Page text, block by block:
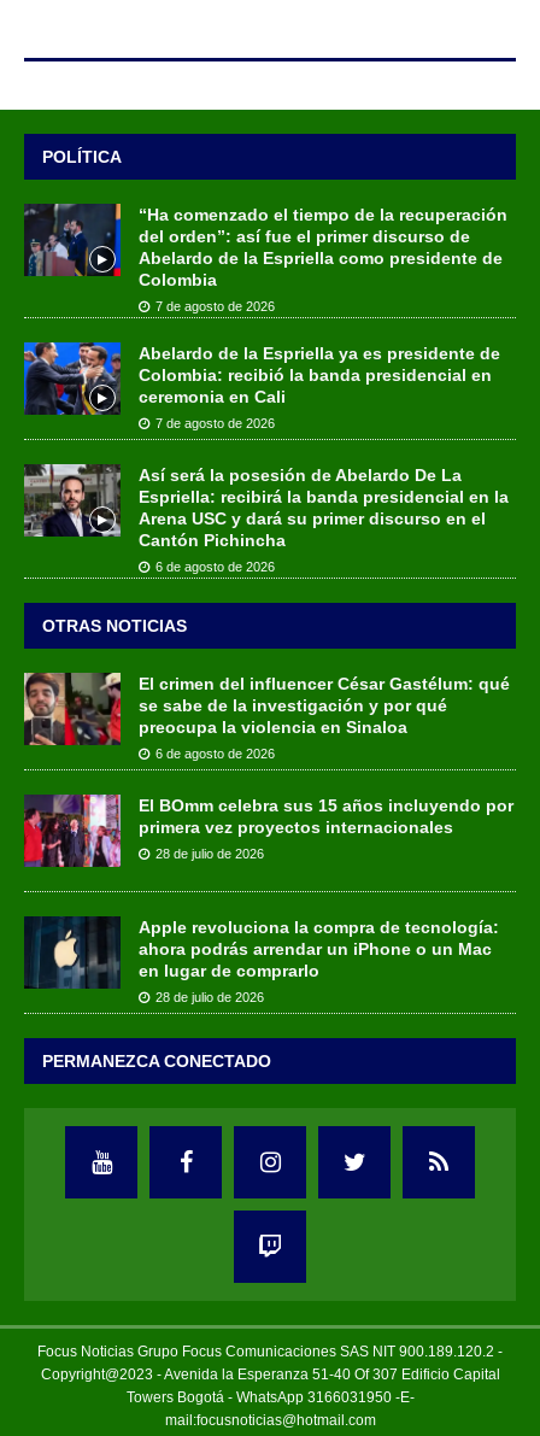
POLÍTICA
“Ha comenzado el tiempo de la recuperación
del orden”: así fue el primer discurso de
Abelardo de la Espriella como presidente de
Colombia
7 de agosto de 2026
Abelardo de la Espriella ya es presidente de
Colombia: recibió la banda presidencial en
ceremonia en Cali
7 de agosto de 2026
Así será la posesión de Abelardo De La
Espriella: recibirá la banda presidencial en la
Arena USC y dará su primer discurso en el
Cantón Pichincha
6 de agosto de 2026
OTRAS NOTICIAS
El crimen del influencer César Gastélum: qué
se sabe de la investigación y por qué
preocupa la violencia en Sinaloa
6 de agosto de 2026
El BOmm celebra sus 15 años incluyendo por
primera vez proyectos internacionales
28 de julio de 2026
Apple revoluciona la compra de tecnología:
ahora podrás arrendar un iPhone o un Mac
en lugar de comprarlo
28 de julio de 2026
PERMANEZCA CONECTADO
Focus Noticias Grupo Focus Comunicaciones SAS NIT 900.189.120.2 -
Copyright@2023 - Avenida la Esperanza 51-40 Of 307 Edificio Capital
Towers Bogotá - WhatsApp 3166031950 -E-
mail:focusnoticias@hotmail.com